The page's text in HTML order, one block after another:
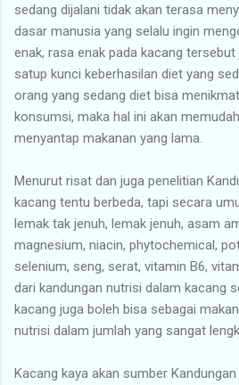
sedang dijalani tidak akan terasa
dasar manusia yang selalu ingin
enak, rasa enak pada kacang
satup kunci keberhasilan diet yang
orang yang sedang diet bisa
konsumsi, maka hal ini akan
menyantap makanan yang lama.
Menurut risat dan juga penelitian
kacang tentu berbeda, tapi secara
lemak tak jenuh, lemak jenuh, asam
magnesium, niacin, phytochemical,
selenium, seng, serat, vitamin B6,
dari kandungan nutrisi dalam kacang
kacang juga boleh bisa sebagai
nutrisi dalam jumlah yang sangat
Kacang kaya akan sumber